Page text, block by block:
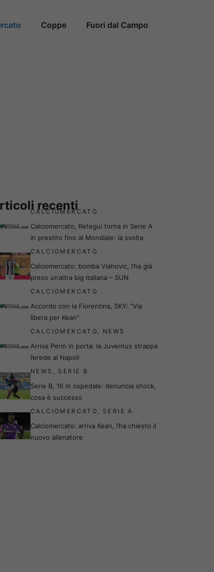
Coppe Fuori dal Campo
recenti
CALCIOMERCATO
Calciomercato, Retegui torna in Serie A
in prestito fino al Mondiale: la svolta
CALCIOMERCATO
Calciomercato: bomba Vlahovic, l’ha già
preso un’altra big italiana – SUN
CALCIOMERCATO
Accordo con la Fiorentina, SKY: “Via
libera per Kean”
CALCIOMERCATO, NEWS
Arriva Perin in porta: la Juventus strappa
l’erede al Napoli
NEWS , SERIE B
Serie B, 16 in ospedale: denuncia shock,
cosa è successo
CALCIOMERCATO, SERIE A
Calciomercato: arriva Kean, l’ha chiesto il
nuovo allenatore